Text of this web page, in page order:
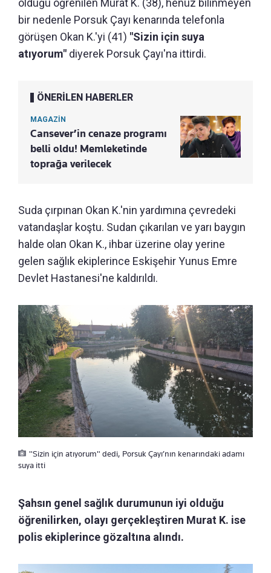
bir nedenle Porsuk Çayı kenarında telefonla
görüşen Okan K.'yi (41) "Sizin için suya
atıyorum" diyerek Porsuk Çayı'na ittirdi.
ÖNERİLEN HABERLER
MAGAZİN
Cansever’in cenaze programı
belli oldu! Memleketinde
toprağa verilecek
Suda çırpınan Okan K.'nin yardımına çevredeki
vatandaşlar koştu. Sudan çıkarılan ve yarı baygın
halde olan Okan K., ihbar üzerine olay yerine
gelen sağlık ekiplerince Eskişehir Yunus Emre
Devlet Hastanesi'ne kaldırıldı.
"Sizin için atıyorum" dedi, Porsuk Çayı’nın kenarındaki adamı
suya itti
Şahsın genel sağlık durumunun iyi olduğu
öğrenilirken, olayı gerçekleştiren Murat K. ise
polis ekiplerince gözaltına alındı.